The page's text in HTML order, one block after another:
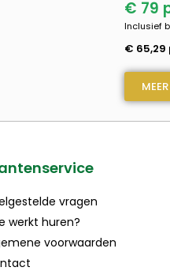
€ 79
Inclusief
€ 65,29
vragen
werkt huren?
voorwaarden